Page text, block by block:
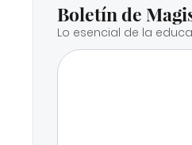
Boletín de
Lo esencial de la